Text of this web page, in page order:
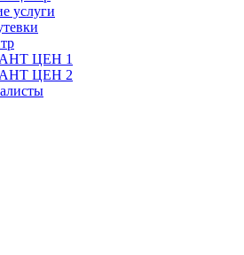
услуги
ЦЕН 1
ЦЕН 2